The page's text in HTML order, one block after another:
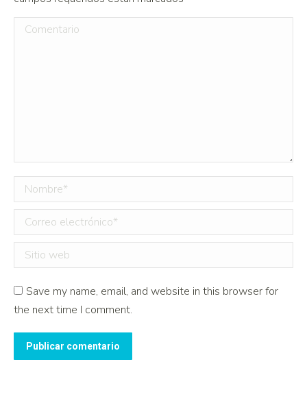
Comentario
Nombre *
Correo electrónico *
Sitio web
Save my name, email, and website in this browser for
the next time I comment.
Publicar comentario